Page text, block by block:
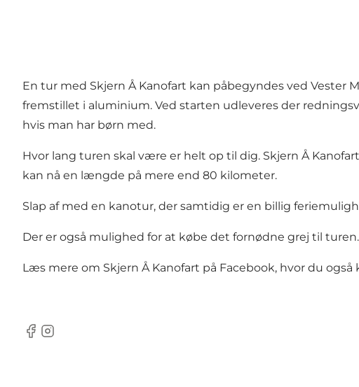
En tur med Skjern Å Kanofart kan påbegyndes ved Vester
fremstillet i aluminium. Ved starten udleveres der
hvis man har børn med.
Hvor lang turen skal være er helt op til dig. Skjern Å
kan nå en længde på mere end 80 kilometer.
Slap af med en kanotur, der samtidig er en billig
Der er også mulighed for at købe det fornødne grej til
Læs mere om Skjern Å Kanofart på Facebook, hvor du
Facebook
Instagram